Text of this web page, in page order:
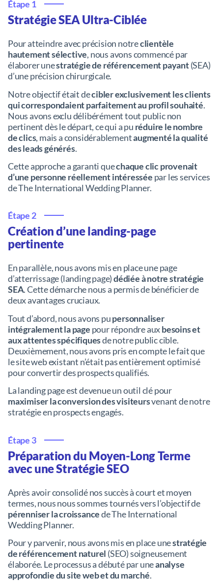
Étape 1
Stratégie SEA Ultra-Ciblée
Pour atteindre avec précision notreclientèle
hautement sélective, nous avons commencé par
élaborer unestratégie de référencement payant(SEA)
d’une précision chirurgicale.
Notre objectif était decibler exclusivement les clients
qui correspondaient parfaitement au profil souhaité.
Nous avons exclu délibérément tout public non
pertinent dès le départ, ce qui a pu réduire le nombre
de clics, mais a considérablementaugmenté la qualité
des leads générés.
Cette approche a garanti quechaque clic provenait
d’une personne réellement intéressée par les services
de The International Wedding Planner.
Étape 2
Création d’une landing-page
pertinente
En parallèle, nous avons mis en place une page
d’atterrissage (landing page)dédiée à notre stratégie
SEA. Cette démarche nous a permis de bénéficier de
deux avantages cruciaux.
Tout d’abord, nous avons pupersonnaliser
intégralement la page pour répondre auxbesoins et
aux attentes spécifiquesde notre public cible.
Deuxièmement, nous avons pris en compte le fait que
le site web existant n’était pas entièrement optimisé
pour convertir des prospects qualifiés.
La landing page est devenue un outil clé pour
maximiser la conversion des visiteursvenant de notre
stratégie en prospects engagés.
Étape 3
Préparation du Moyen-Long Terme
avec une Stratégie SEO
Après avoir consolidé nos succès à court et moyen
termes, nous nous sommes tournés vers l’objectif de
pérenniser la croissancede The International
Wedding Planner.
Pour y parvenir, nous avons mis en place unestratégie
de référencement naturel (SEO) soigneusement
élaborée. Le processus a débuté par uneanalyse
approfondie du site web et du marché.